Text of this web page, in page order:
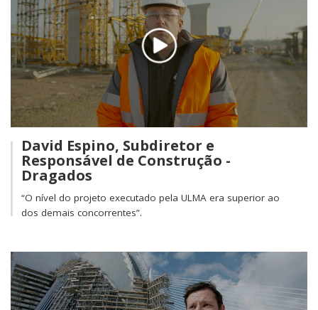
David Espino, Subdiretor e
Responsável de Construção -
Dragados
“O nível do projeto executado pela ULMA era superior ao
dos demais concorrentes”.